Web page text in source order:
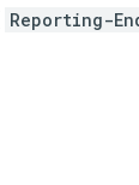
Reporting-